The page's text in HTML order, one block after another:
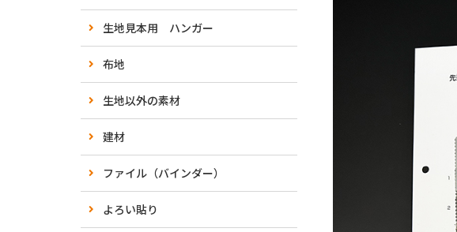
生地見本用 ハンガー
布地
生地以外の素材
建材
ファイル（バインダー）
よろい貼り